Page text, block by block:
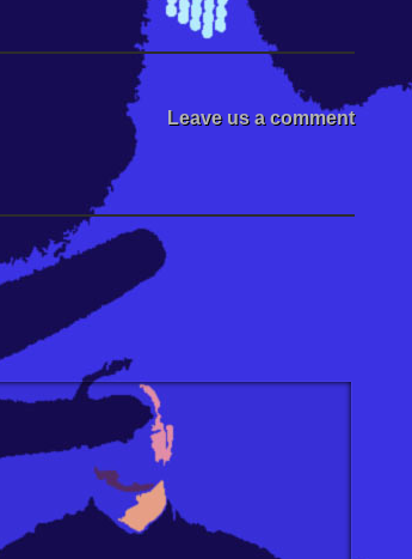
Leave us a comment